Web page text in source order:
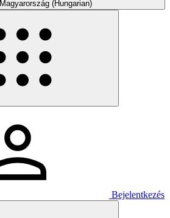
Magyarország (Hungarian)
Bejelentkezés